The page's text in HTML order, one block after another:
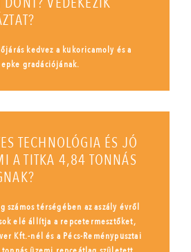
kedvez a kukoricamoly és a
gradációjának.
TECHNOLÓGIA ÉS JÓ
A TITKA 4,84 TONNÁS
számos térségében az aszály évről
elé állítja a repcetermesztőket,
Kft.-nél és a Pécs-Reménypusztai